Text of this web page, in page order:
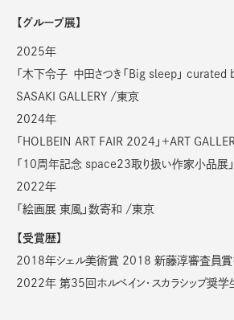
【グループ展】
2025年
「木下令子 中田さつき「Big sleep」 curated
SASAKI GALLERY /東京
2024年
「HOLBEIN ART FAIR 2024」+ART
「10周年記念 space23取り扱い作家小品
2022年
「絵画展 東風」数寄和 /東京
【受賞歴】
2018年シェル美術賞 2018 新藤淳審査員賞
2022年 第35回ホルベイン・スカラシップ奨学